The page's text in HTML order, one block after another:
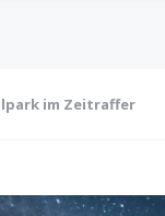
im Zeitraffer